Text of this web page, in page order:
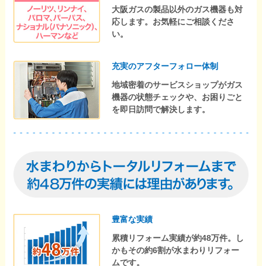
大阪ガスの製品以外のガス機器も対
応します。お気軽にご相談くださ
い。
充実のアフターフォロー体制
地域密着のサービスショップがガス
機器の状態チェックや、お困りごと
を即日訪問で解決します。
豊富な実績
累積リフォーム実績が約48万件。し
かもその約6割が水まわりリフォー
ムです。